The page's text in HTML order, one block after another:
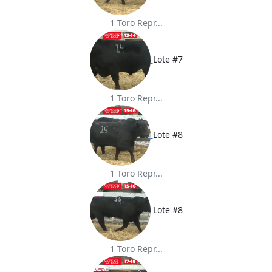
1 Toro Repr...
Lote #7
1 Toro Repr...
Lote #8
1 Toro Repr...
Lote #8
1 Toro Repr...